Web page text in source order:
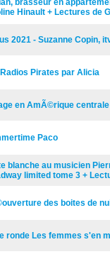
brasseur en
Hinault + Lectures de
2021 - Suzanne Copin,
Pirates par Alicia
en AmÃ©rique
Paco
blanche au musicien
limited tome 3 +
des boites de
ronde Les femmes s'en